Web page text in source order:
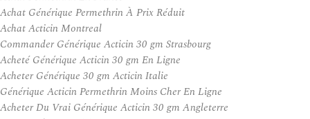
Achat Générique Permethrin À Prix Réduit
Achat Acticin Montreal
Commander Générique Acticin 30 gm Strasbourg
Acheté Générique Acticin 30 gm En Ligne
Acheter Générique 30 gm Acticin Italie
Générique Acticin Permethrin Moins Cher En Ligne
Acheter Du Vrai Générique Acticin 30 gm Angleterre